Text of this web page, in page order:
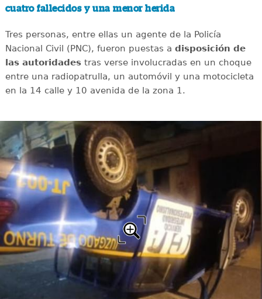
cuatro fallecidos y una menor herida
Tres personas, entre ellas un agente de la Policía
Nacional Civil (PNC), fueron puestas a disposición de
las autoridadestras verse involucradas en un choque
entre una radiopatrulla, un automóvil y una motocicleta
en la 14 calle y 10 avenida de la zona 1.